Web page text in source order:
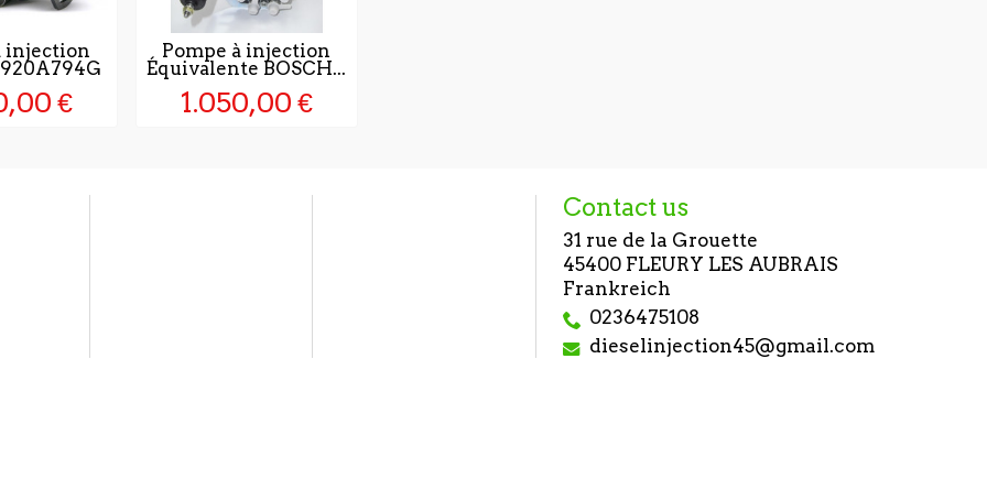
injection
€
Pompe à injection
Équivalente BOSCH...
1.050,00 €
Contact us
31 rue de la Grouette
45400 FLEURY LES AUBRAIS
Frankreich
0236475108
dieselinjection45@gmail.com